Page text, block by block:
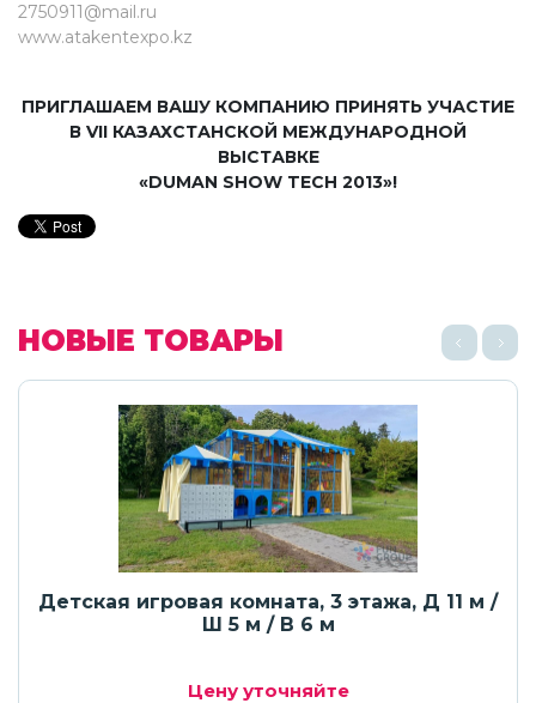
2750911@mail.ru
www.atakentexpo.kz
ПРИГЛАШАЕМ ВАШУ КОМПАНИЮ ПРИНЯТЬ УЧАСТИЕ
В VII КАЗАХСТАНСКОЙ МЕЖДУНАРОДНОЙ
ВЫСТАВКЕ
«DUMAN SHOW TECH 2013»!
НОВЫЕ ТОВАРЫ
Детская игровая комната, 3 этажа, Д 11 м /
Ш 5 м / В 6 м
Цену уточняйте